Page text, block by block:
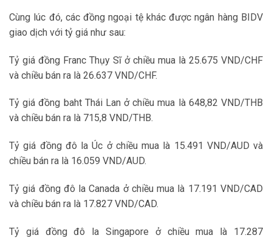
Cùng lúc đó, các đồng ngoại tệ khác được ngân hàng BIDV
giao dịch với tỷ giá như sau:
Tỷ giá đồng Franc Thụy Sĩ ở chiều mua là 25.675 VND/CHF
và chiều bán ra là 26.637 VND/CHF.
Tỷ giá đồng baht Thái Lan ở chiều mua là 648,82 VND/THB
và chiều bán ra là 715,8 VND/THB.
Tỷ giá đồng đô la Úc ở chiều mua là 15.491 VND/AUD và
chiều bán ra là 16.059 VND/AUD.
Tỷ giá đồng đô la Canada ở chiều mua là 17.191 VND/CAD
và chiều bán ra là 17.827 VND/CAD.
Tỷ giá đồng đô la Singapore ở chiều mua là 17.287